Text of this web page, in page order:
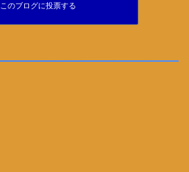
このブログに投票する